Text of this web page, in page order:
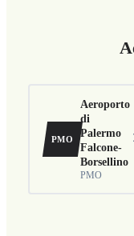
PMO
Aeroporto
di
Palermo
Falcone-
Borsellino
PMO